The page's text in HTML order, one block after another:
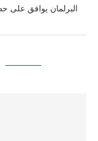
البرلمان يوافق على